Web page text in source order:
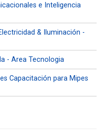
e Inteligencia
& Iluminación -
- Area Tecnologia
Capacitación para Mipes